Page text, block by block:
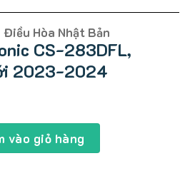
Điều Hòa Nhật Bản
CS-283DFL,
2023-2024
283DFL, (12.000BTU) mới 2023-
vào giỏ hàng